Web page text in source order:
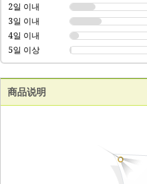
2일 이내
3일 이내
4일 이내
5일 이상
商品说明